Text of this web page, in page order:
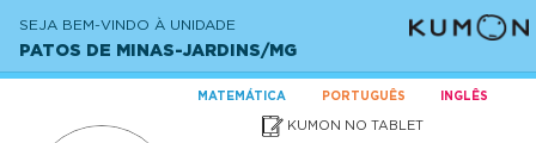
SEJA BEM-VINDO À UNIDADE
PATOS DE MINAS-JARDINS/MG
MATEMÁTICA PORTUGUÊS INGLÊS
KUMON NO TABLET